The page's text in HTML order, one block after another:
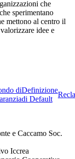
che
sperimentano
mettono al centro il
idee e
diDefinizione
di Default
e Caccamo Soc.
Iccrea